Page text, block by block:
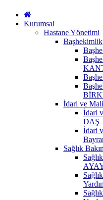
Kurumsal
Hastane Yönetimi
Başhekimlik
İdari ve
İdari
DAŞ
İdari
Sağlık